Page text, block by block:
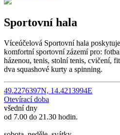
Sportovní hala
Víceúčelová Sportovní hala
komfortní sportovní zázemí pro:
házenou, tenis, stolní tenis, cvičení,
dva squashové kurty a spinning.
49.2276397N, 14.4213994E
Otevírací doba
všední dny
od 7.00 do 21.30 hodin.